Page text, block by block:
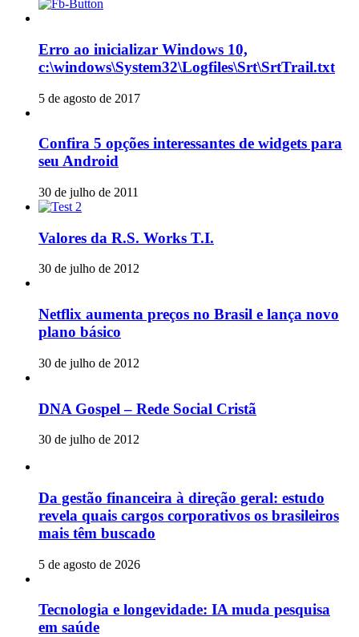
Erro ao inicializar Windows 10,
c:\windows\System32\Logfiles\Srt\SrtTrail.txt
5 de agosto de 2017
Confira 5 opções interessantes de widgets para
seu Android
30 de julho de 2011
Valores da R.S. Works T.I.
30 de julho de 2012
Netflix aumenta preços no Brasil e lança novo
plano básico
30 de julho de 2012
DNA Gospel – Rede Social Cristã
30 de julho de 2012
Da gestão financeira à direção geral: estudo
revela quais cargos corporativos os brasileiros
mais têm buscado
5 de agosto de 2026
Tecnologia e longevidade: IA muda pesquisa
em saúde